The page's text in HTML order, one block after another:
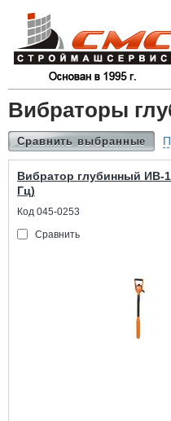
Вибраторы
Сравнить выбранные
Вибратор глубинный ИВ-
Гц)
Код 045-0253
Сравнить